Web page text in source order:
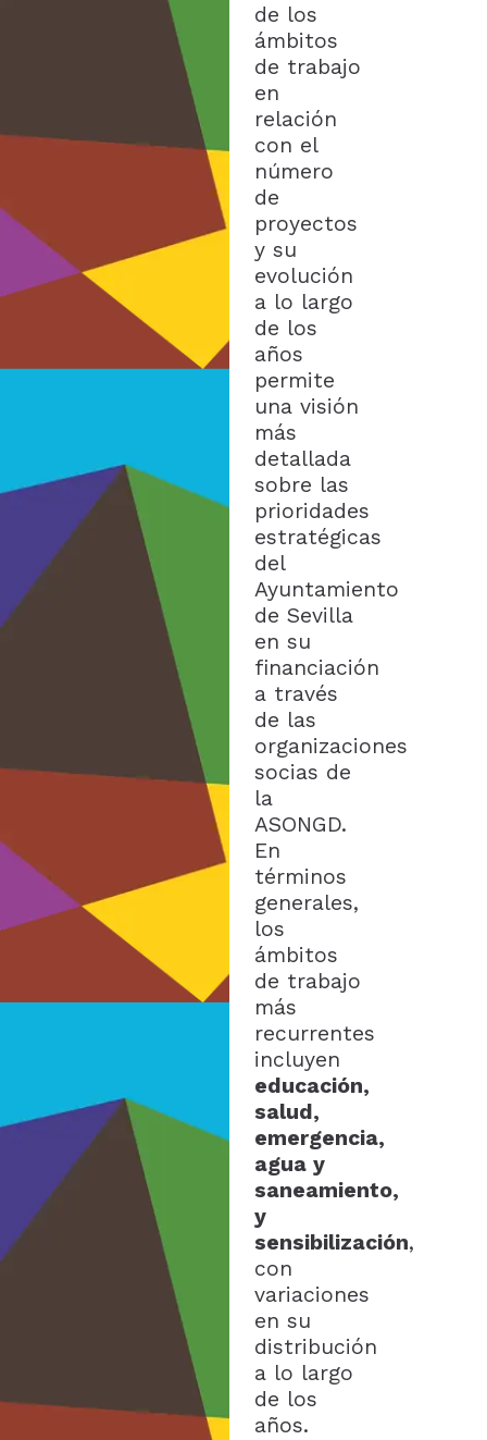
de los
ámbitos
de trabajo
en
relación
con el
número
de
proyectos
y su
evolución
a lo largo
de los
años
permite
una visión
más
detallada
sobre las
prioridades
estratégicas
del
Ayuntamiento
de Sevilla
en su
financiación
a través
de las
organizaciones
socias de
la
ASONGD.
En
términos
generales,
los
ámbitos
de trabajo
más
recurrentes
incluyen
educación,
salud,
emergencia,
agua y
saneamiento,
y
sensibilización,
con
variaciones
en su
distribución
a lo largo
de los
años.